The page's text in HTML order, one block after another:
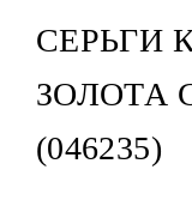
СЕРЬГИ
ЗОЛОТА
(046235)